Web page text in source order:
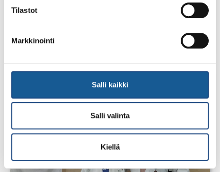
Tilastot
Markkinointi
Salli kaikki
Salli valinta
Kiellä
lisenssit eivät siis [...]